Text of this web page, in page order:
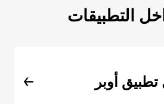
التطبيقات
أوبر